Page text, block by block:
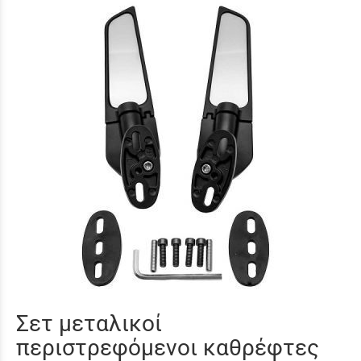
Σετ μεταλικοί
περιστρεφόμενοι καθρέφτες